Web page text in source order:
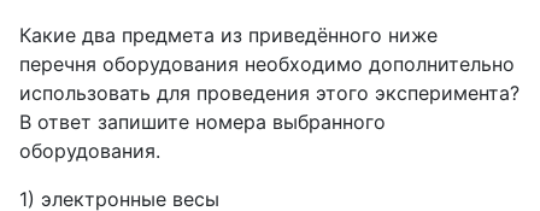
Какие два предмета из приведённого ниже
перечня оборудования необходимо дополнительно
использовать для проведения этого эксперимента?
В ответ запишите номера выбранного
оборудования.
1) электронные весы